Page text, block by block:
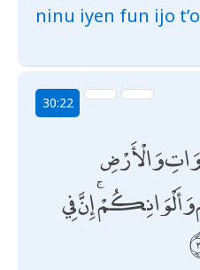
ninu iyen fun ijo
30:22
وَالْأَرْضِ
إِنَّ فِي